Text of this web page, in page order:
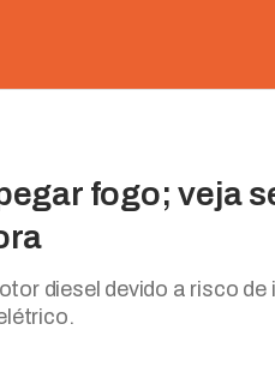
fogo; veja
diesel devido a risco de